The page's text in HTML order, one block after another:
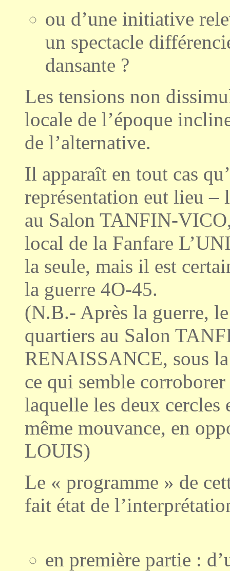
ou d’une initiative
un spectacle
dansante ?
Les tensions non
locale de l’époque
de l’alternative.
Il apparaît en tout cas
représentation eut lieu –
au Salon TANFIN-
local de la Fanfare
la seule, mais il est
la guerre 4O-45.
(N.B.- Après la guerre,
quartiers au Salon
RENAISSANCE, sous
ce qui semble
laquelle les deux cercles
même mouvance, en
LOUIS)
Le « programme » de
fait état de
en première partie :